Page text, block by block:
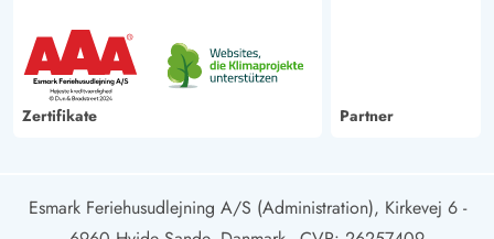
Zertifikate Partner
Esmark Feriehusudlejning A/S (Administration), Kirkevej 6 -